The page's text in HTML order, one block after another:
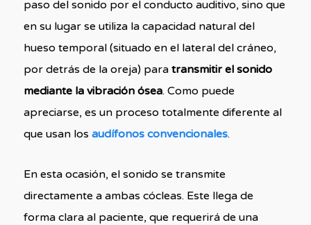
paso del sonido por el conducto auditivo, sino que
en su lugar se utiliza la capacidad natural del
hueso temporal (situado en el lateral del cráneo,
por detrás de la oreja) para transmitir el sonido
mediante la vibración ósea. Como puede
apreciarse, es un proceso totalmente diferente al
que usan los audífonos convencionales.
En esta ocasión, el sonido se transmite
directamente a ambas cócleas. Este llega de
forma clara al paciente, que requerirá de una